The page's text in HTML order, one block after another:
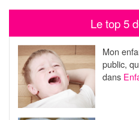
Le top 5
Mon
public,
dans